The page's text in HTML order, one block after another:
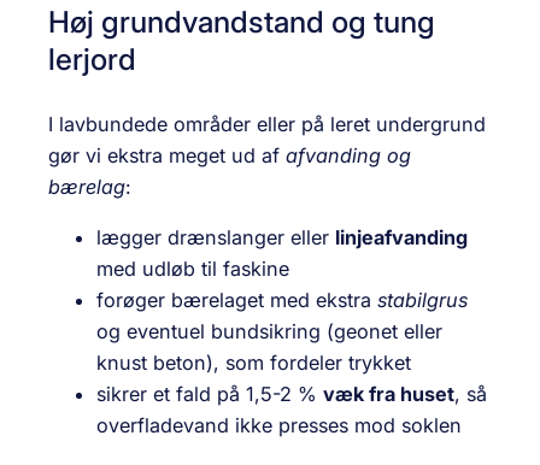
Høj grundvandstand og tung
lerjord
I lavbundede områder eller på leret undergrund
gør vi ekstra meget ud af afvanding og
bærelag:
lægger drænslanger eller linjeafvanding
med udløb til faskine
forøger bærelaget med ekstra stabilgrus
og eventuel bundsikring (geonet eller
knust beton), som fordeler trykket
sikrer et fald på 1,5-2 % væk fra huset, så
overfladevand ikke presses mod soklen